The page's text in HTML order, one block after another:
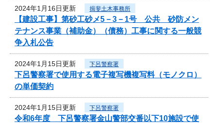
2024年1月16日更新 揖斐土木事務所
【建設工事】第砂工砂メ5－3－1号 公共 砂防メン
テナンス事業（補助金）（債務）工事に関する一般競
争入札公告
2024年1月15日更新 下呂警察署
下呂警察署で使用する電子複写機複写料（モノクロ）
の単価契約
2024年1月15日更新 下呂警察署
令和6年度 下呂警察署金山警部交番以下10施設で使